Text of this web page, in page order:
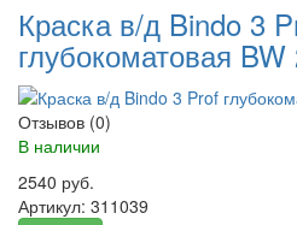
Краска в/д Bindo 3
глубокоматовая
Отзывов (0)
В наличии
2540 руб.
Артикул: 311039